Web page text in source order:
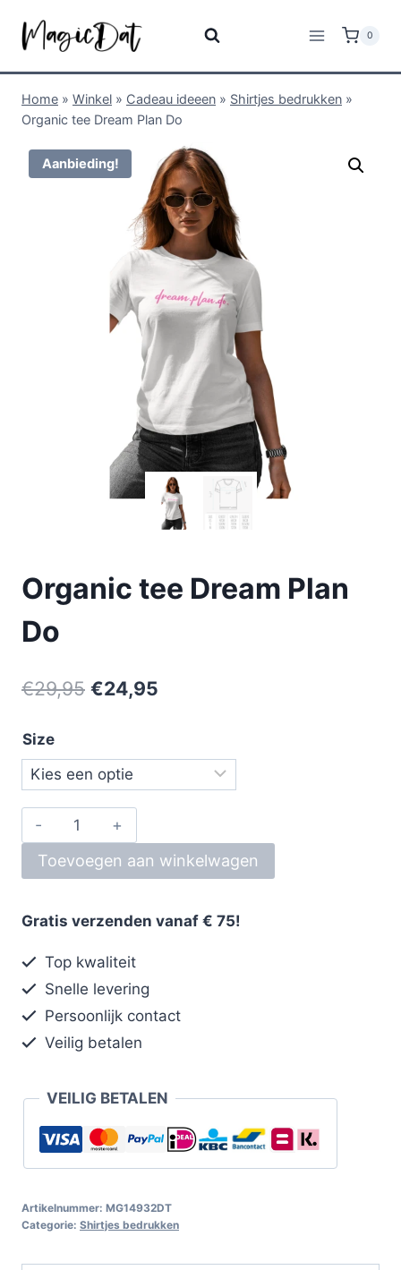
0
Home » Winkel » Cadeau ideeen » Shirtjes bedrukken »
Organic tee Dream Plan Do
Aanbieding!
Organic tee Dream Plan
Do
€29,95 €24,95
Size
Toevoegen aan winkelwagen
Gratis verzenden vanaf € 75!
Top kwaliteit
Snelle levering
Persoonlijk contact
Veilig betalen
VEILIG BETALEN
Artikelnummer: MG14932DT
Categorie: Shirtjes bedrukken